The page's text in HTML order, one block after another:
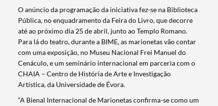
O anúncio da programação da iniciativa fez-se na Biblioteca
Pública, no enquadramento da Feira do Livro, que decorre
até ao próximo dia 25 de abril, junto ao Templo Romano.
Para lá do teatro, durante a BIME, as marionetas vão contar
com uma exposição, no Museu Nacional Frei Manuel do
Cenáculo, e um seminário internacional em parceria com o
CHAIA – Centro de História de Arte e Investigação
Artística, da Universidade de Évora.
“A Bienal Internacional de Marionetas confirma-se como um